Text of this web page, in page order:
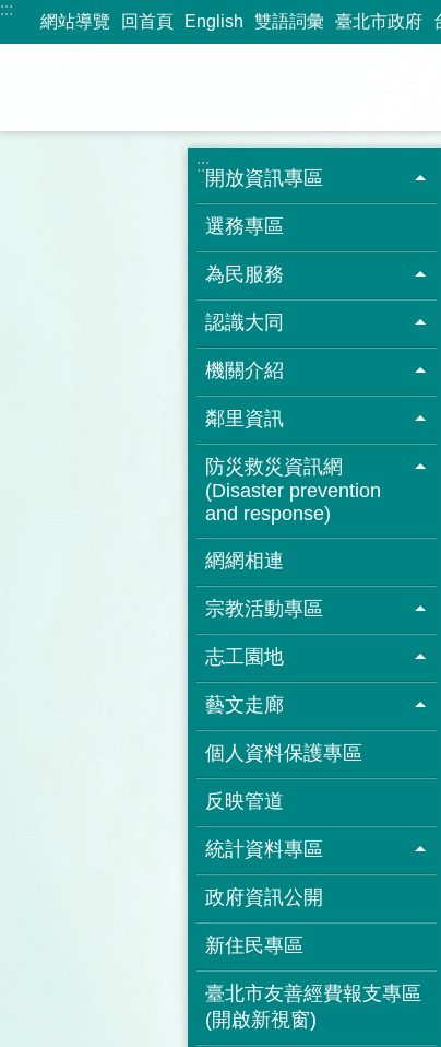
跳到主要內容區塊
:::
網站導覽 回首頁 English 雙語詞彙 臺北市政府
:::
開放資訊專區
選務專區
為民服務
認識大同
機關介紹
鄰里資訊
防災救災資訊網
(Disaster prevention
and response)
網網相連
宗教活動專區
志工園地
藝文走廊
個人資料保護專區
反映管道
統計資料專區
政府資訊公開
新住民專區
臺北市友善經費報支專區
(開啟新視窗)